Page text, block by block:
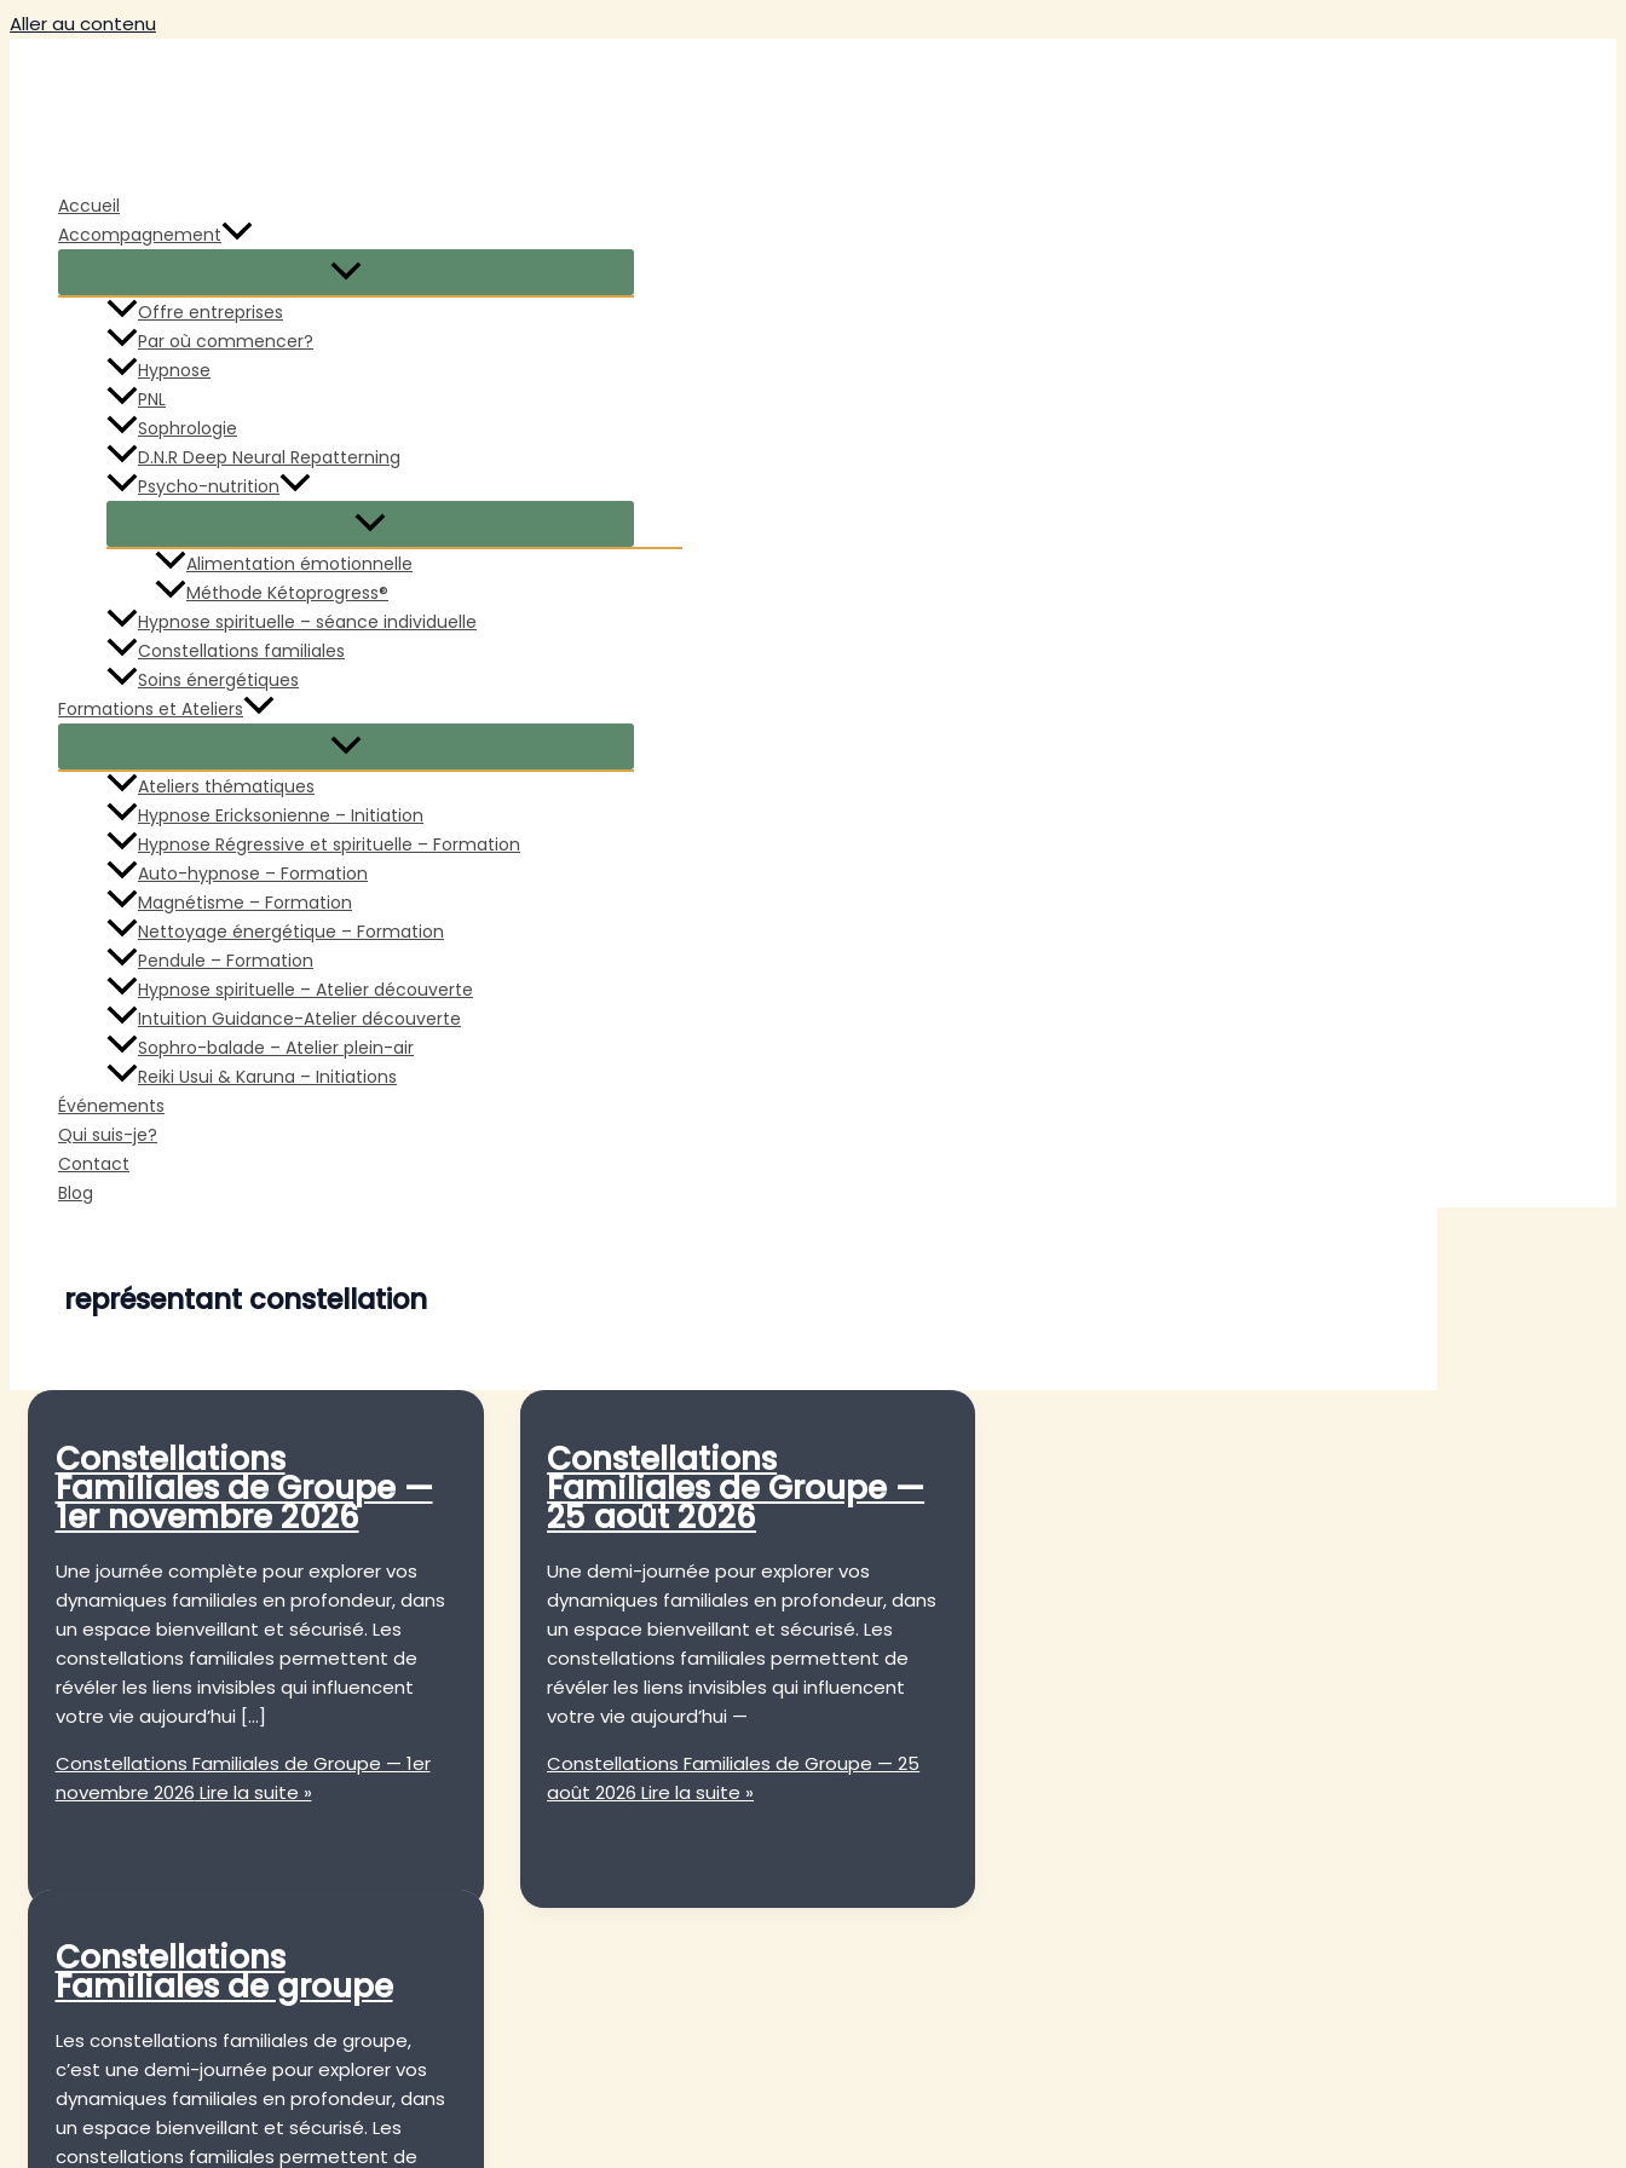
Aller au contenu
Accueil
Accompagnement
Offre entreprises
Par où commencer?
Hypnose
PNL
Sophrologie
D.N.R Deep Neural Repatterning
Psycho-nutrition
Alimentation émotionnelle
Méthode Kétoprogress®
Hypnose spirituelle – séance individuelle
Constellations familiales
Soins énergétiques
Formations et Ateliers
Ateliers thématiques
Hypnose Ericksonienne – Initiation
Hypnose Régressive et spirituelle – Formation
Auto-hypnose – Formation
Magnétisme – Formation
Nettoyage énergétique – Formation
Pendule – Formation
Hypnose spirituelle – Atelier découverte
Intuition Guidance-Atelier découverte
Sophro-balade – Atelier plein-air
Reiki Usui & Karuna – Initiations
Événements
Qui suis-je?
Contact
Blog
représentant constellation
Constellations
Familiales de Groupe —
1er novembre 2026
Une journée complète pour explorer vos
dynamiques familiales en profondeur, dans
un espace bienveillant et sécurisé. Les
constellations familiales permettent de
révéler les liens invisibles qui influencent
votre vie aujourd’hui […]
Constellations Familiales de Groupe — 1er
novembre 2026 Lire la suite »
Constellations
Familiales de Groupe —
25 août 2026
Une demi-journée pour explorer vos
dynamiques familiales en profondeur, dans
un espace bienveillant et sécurisé. Les
constellations familiales permettent de
révéler les liens invisibles qui influencent
votre vie aujourd’hui —
Constellations Familiales de Groupe — 25
août 2026 Lire la suite »
Constellations
Familiales de groupe
Les constellations familiales de groupe,
c’est une demi-journée pour explorer vos
dynamiques familiales en profondeur, dans
un espace bienveillant et sécurisé. Les
constellations familiales permettent de